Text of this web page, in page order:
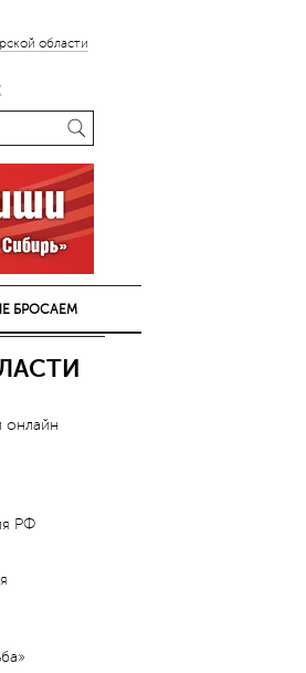
области
БРОСАЕМ
онлайн
РФ